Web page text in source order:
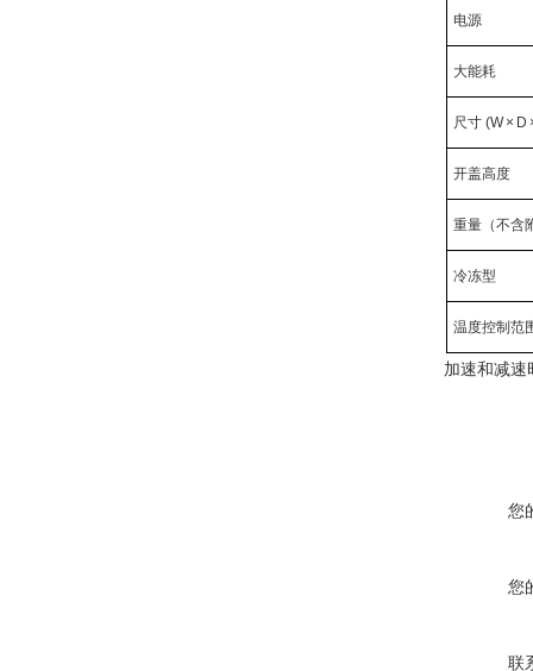
电源
大能耗
尺寸 (W × D
开盖高度
重量（不含
冷冻型
温度控制范
加速和减速
您
您
联